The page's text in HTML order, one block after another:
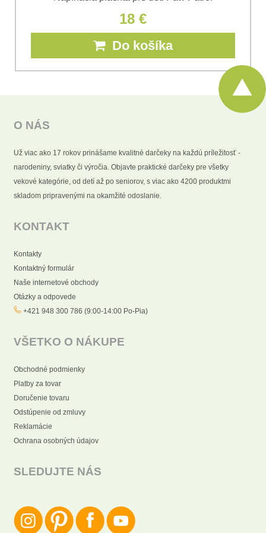
18 €
Do košíka
O NÁS
Už viac ako 17 rokov prinášame kvalitné darčeky na každú príležitosť -
narodeniny, sviatky či výročia. Objavte praktické darčeky pre všetky
vekové kategórie, od detí až po seniorov, s viac ako 4200 produktmi
skladom pripravenými na okamžité odoslanie.
KONTAKT
Kontakty
Kontaktný formulár
Naše internetové obchody
Otázky a odpovede
+421 948 300 786 (9:00-14:00 Po-Pia)
VŠETKO O NÁKUPE
Obchodné podmienky
Platby za tovar
Doručenie tovaru
Odstúpenie od zmluvy
Reklamácie
Ochrana osobných údajov
SLEDUJTE NÁS